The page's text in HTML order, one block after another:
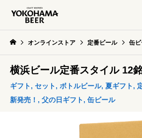
オンラインストア 定番ビール 缶
横浜ビール定番スタイル 12
ギフト, セット, ボトルビール, 夏ギフト,
新発売！ , 父の日ギフト, 缶ビール